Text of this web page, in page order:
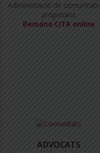
Administració de
propietaris
Demana CITA online
ADVOCATS